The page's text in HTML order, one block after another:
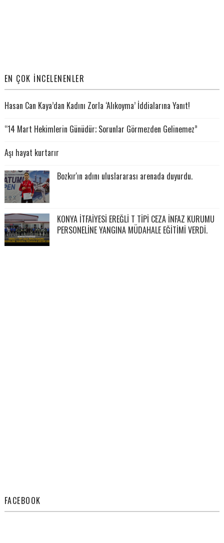
EN ÇOK İNCELENENLER
Hasan Can Kaya’dan Kadını Zorla ‘Alıkoyma’ İddialarına Yanıt!
“14 Mart Hekimlerin Günüdür; Sorunlar Görmezden Gelinemez”
Aşı hayat kurtarır
Bozkır'ın adını uluslararası arenada duyurdu.
KONYA İTFAİYESİ EREĞLİ T TİPİ CEZA İNFAZ KURUMU
PERSONELİNE YANGINA MÜDAHALE EĞİTİMİ VERDİ.
FACEBOOK